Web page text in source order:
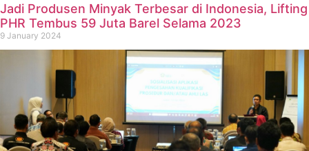
Jadi Produsen Minyak Terbesar di Indonesia, Lifting
PHR Tembus 59 Juta Barel Selama 2023
9 January 2024